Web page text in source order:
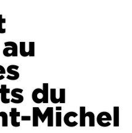
PROJETS
CHERCHEURS
du
Michel